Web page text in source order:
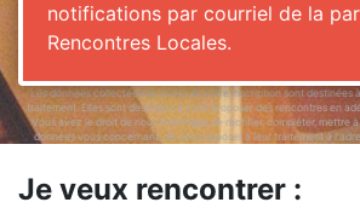
notifications par courriel de la
Rencontres Locales.
Les données collectées au cours de votre inscription sont destinées
traitement. Elles sont destinées à vous proposer des rencontres en
Vous avez le droit de nous interroger, de rectifier, compléter, mettre
données vous concernant, de vous opposer à leur traitement à
Je veux rencontrer :